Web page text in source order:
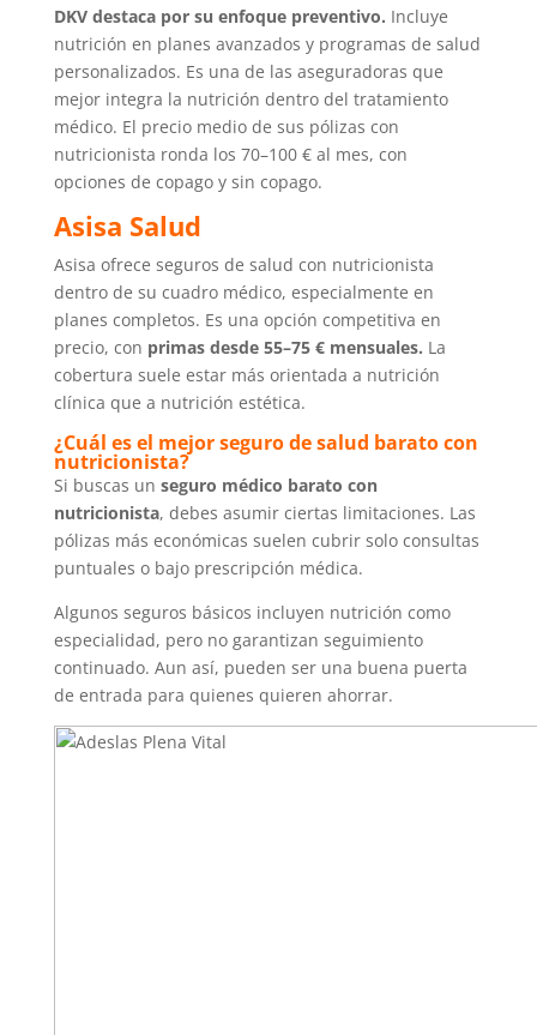
DKV destaca por su enfoque preventivo. Incluye
nutrición en planes avanzados y programas de salud
personalizados. Es una de las aseguradoras que
mejor integra la nutrición dentro del tratamiento
médico. El precio medio de sus pólizas con
nutricionista ronda los 70–100 € al mes, con
opciones de copago y sin copago.
Asisa Salud
Asisa ofrece seguros de salud con nutricionista
dentro de su cuadro médico, especialmente en
planes completos. Es una opción competitiva en
precio, con primas desde 55–75 € mensuales. La
cobertura suele estar más orientada a nutrición
clínica que a nutrición estética.
¿Cuál es el mejor seguro de salud barato con
nutricionista?
Si buscas un seguro médico barato con
nutricionista, debes asumir ciertas limitaciones. Las
pólizas más económicas suelen cubrir solo consultas
puntuales o bajo prescripción médica.
Algunos seguros básicos incluyen nutrición como
especialidad, pero no garantizan seguimiento
continuado. Aun así, pueden ser una buena puerta
de entrada para quienes quieren ahorrar.